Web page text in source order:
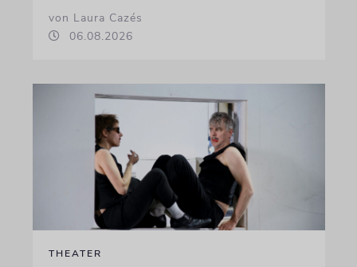
von Laura Cazés
06.08.2026
THEATER